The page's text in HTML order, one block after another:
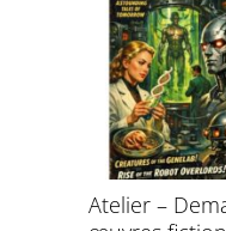
Atelier –